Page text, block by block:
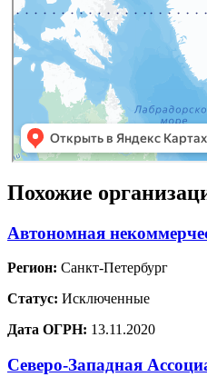
Похожие
Автономная
Регион: Санкт-Петербург
Статус: Исключенные
Дата ОГРН: 13.11.2020
Северо-Западная